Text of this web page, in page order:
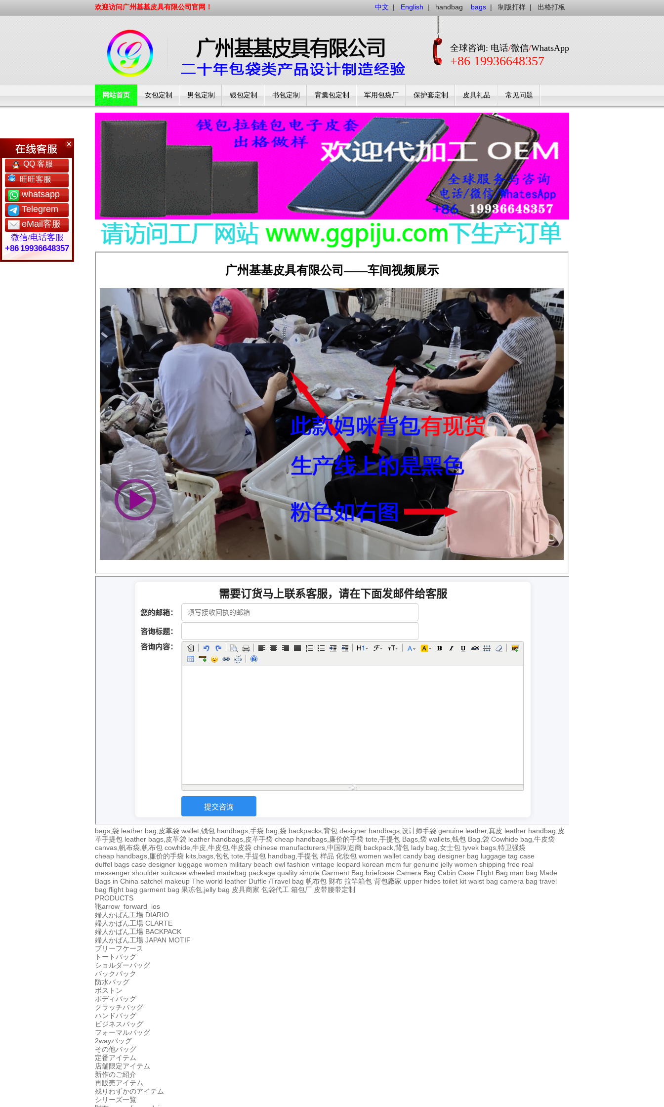
欢迎访问广州基基皮具有限公司官网！ 中文 | English | handbag bags | 制版打样 | 出格打板
全球咨询: 电话/微信/WhatsApp
+86 19936648357
网站首页 女包定制 男包定制 银包定制 书包定制 背囊包定制 军用包袋厂 保护套定制 皮具礼品 常见问题
工厂简介
bags,袋 leather bag,皮革袋 wallet,钱包 handbags,手袋 bag,袋 backpacks,背包 designer handbags,设计师手袋 genuine leather,真皮 leather handbag,皮
革手提包 leather bags,皮革袋 leather handbags,皮革手袋 cheap handbags,廉价的手袋 tote,手提包 Bags,袋 wallets,钱包 Bag,袋 Cowhide bag,牛皮袋
canvas,帆布袋,帆布包 cowhide,牛皮,牛皮包,牛皮袋 chinese manufacturers,中国制造商 backpack,背包 lady bag,女士包 tyvek bags,特卫强袋
cheap handbags,廉价的手袋 kits,bags,包包 tote,手提包 handbag,手提包 样品 化妆包 women wallet candy bag designer bag luggage tag case
duffel bags case designer luggage women military beach owl fashion vintage leopard korean mcm fur genuine jelly women shipping free real
messenger shoulder suitcase wheeled madebag package quality simple Garment Bag briefcase Camera Bag Cabin Case Flight Bag man bag Made
Bags in China satchel makeup The world leather Duffle /Travel bag 帆布包 财布 拉竿箱包 背包廠家 upper hides toilet kit waist bag camera bag travel
bag flight bag garment bag 果冻包,jelly bag 皮具商家 包袋代工 箱包厂 皮带腰带定制
PRODUCTS
鞄arrow_forward_ios
婦人かばん工場 DIARIO
婦人かばん工場 CLARTE
婦人かばん工場 BACKPACK
婦人かばん工場 JAPAN MOTIF
ブリーフケース
トートバッグ
ショルダーバッグ
バックパック
防水バッグ
ボストン
ボディバッグ
クラッチバッグ
ハンドバッグ
ビジネスバッグ
フォーマルバッグ
2wayバッグ
その他バッグ
定番アイテム
店舗限定アイテム
新作のご紹介
再販売アイテム
残りわずかのアイテム
シリーズ一覧
QQ 客服
旺旺客服
whatsapp
Telegrem
eMail客服
微信/电话客服
+86 19936648357